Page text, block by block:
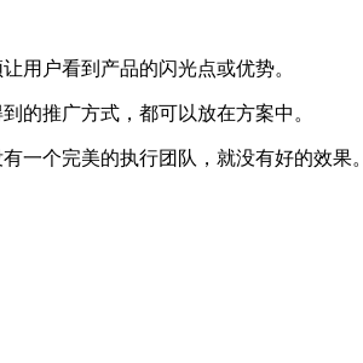
用户看到产品的闪光点或优势。
的推广方式，都可以放在方案中。
一个完美的执行团队，就没有好的效果。